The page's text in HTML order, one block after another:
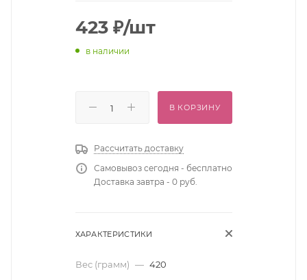
423₽/шт
в наличии
В КОРЗИНУ
Рассчитать доставку
Самовывоз сегодня - бесплатно
Доставка завтра - 0 руб.
ХАРАКТЕРИСТИКИ
Вес (грамм) — 420